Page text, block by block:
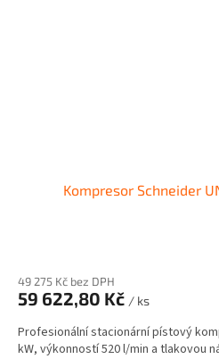
Kompresor Schneider
49 275 Kč bez DPH
59 622,80 Kč / ks
Profesionální stacionární pístový
kW, výkonností 520 l/min a tlakovou